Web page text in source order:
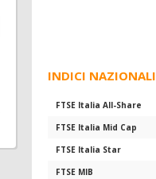
INDICI NAZIONALI
FTSE Italia All-Share
FTSE Italia Mid Cap
FTSE Italia Star
FTSE MIB